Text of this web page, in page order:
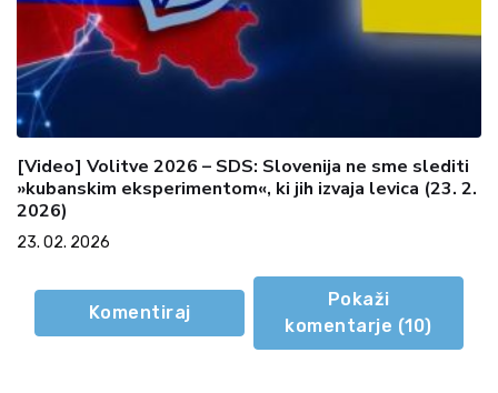
[Video] Volitve 2026 – SDS: Slovenija ne sme slediti
»kubanskim eksperimentom«, ki jih izvaja levica (23. 2.
2026)
23. 02. 2026
Komentiraj
Pokaži
komentarje (10)